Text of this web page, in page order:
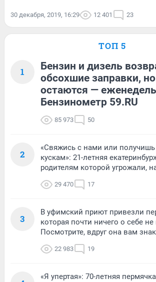
30 декабря, 2019, 16:29 12 401 23
ТОП 5
1
Бензин и дизель
обсохшие заправки,
остаются —
Бензинометр 59.RU
85 973 50
2
«Свяжись с нами или
кускам»: 21-летняя
родителям которой угрожали,
29 470 17
3
В уфимский приют привезли
которая почти ничего о себе
Посмотрите, вдруг она вам
22 983 19
«Я упертая»: 70-летняя